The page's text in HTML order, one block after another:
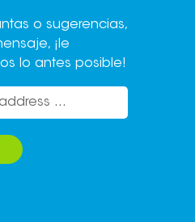
o sugerencias,
¡le
lo antes posible!